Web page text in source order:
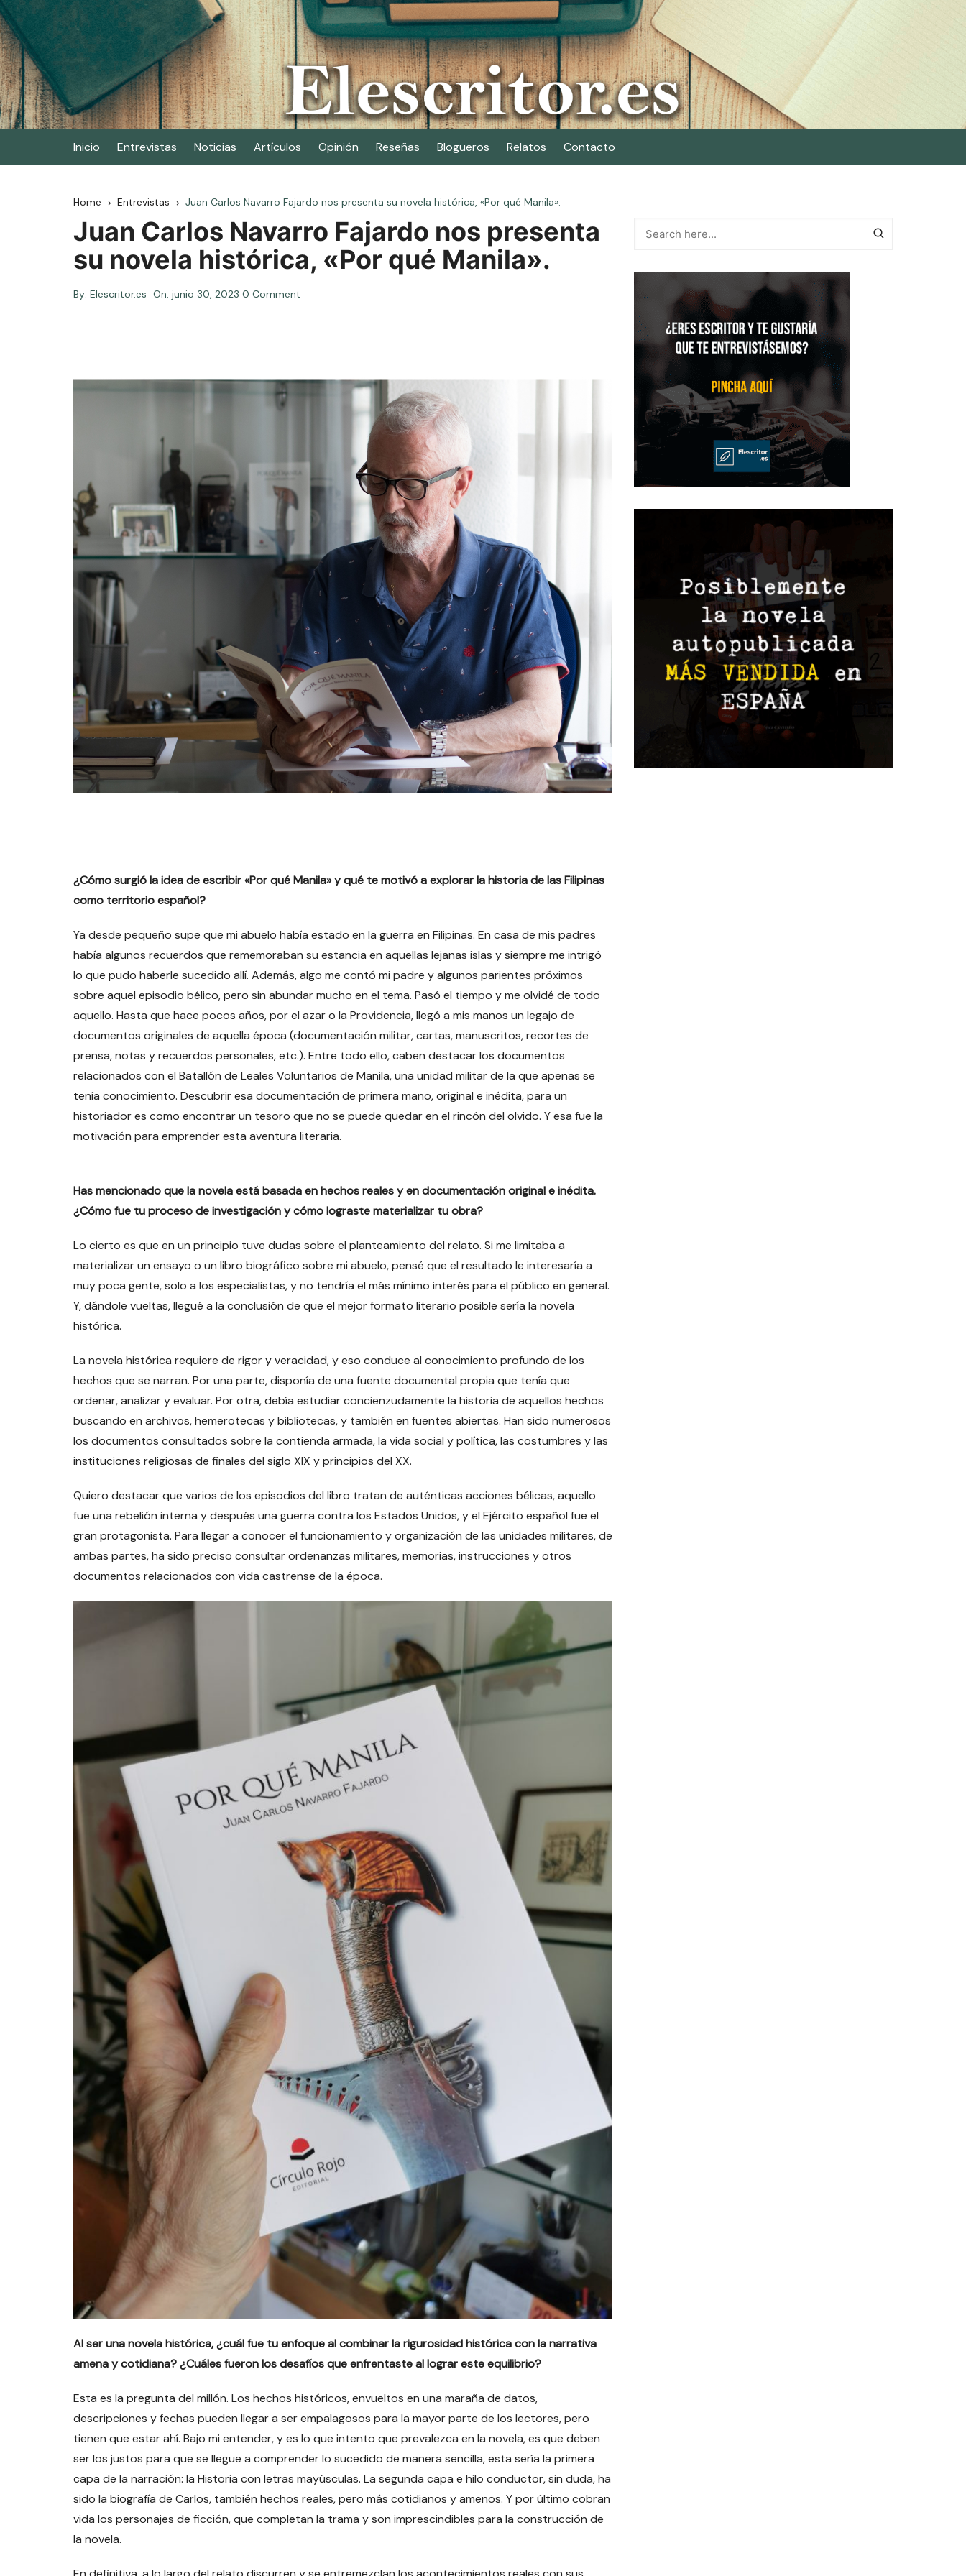
Skip
to
content
Elescritor.es
El periódico digital de los escritores
Inicio Entrevistas Noticias Artículos Opinión Reseñas Blogueros Relatos Contacto
Home Entrevistas Juan Carlos Navarro Fajardo nos presenta su novela histórica, «Por qué Manila».
Juan Carlos Navarro Fajardo nos presenta
su novela histórica, «Por qué Manila».
By: Elescritor.es On: junio 30, 2023 0 Comment
¿Cómo surgió la idea de escribir «Por qué Manila» y qué te motivó a explorar la historia de las Filipinas
como territorio español?
Ya desde pequeño supe que mi abuelo había estado en la guerra en Filipinas. En casa de mis padres
había algunos recuerdos que rememoraban su estancia en aquellas lejanas islas y siempre me intrigó
lo que pudo haberle sucedido allí. Además, algo me contó mi padre y algunos parientes próximos
sobre aquel episodio bélico, pero sin abundar mucho en el tema. Pasó el tiempo y me olvidé de todo
aquello. Hasta que hace pocos años, por el azar o la Providencia, llegó a mis manos un legajo de
documentos originales de aquella época (documentación militar, cartas, manuscritos, recortes de
prensa, notas y recuerdos personales, etc.). Entre todo ello, caben destacar los documentos
relacionados con el Batallón de Leales Voluntarios de Manila, una unidad militar de la que apenas se
tenía conocimiento. Descubrir esa documentación de primera mano, original e inédita, para un
historiador es como encontrar un tesoro que no se puede quedar en el rincón del olvido. Y esa fue la
motivación para emprender esta aventura literaria.
Has mencionado que la novela está basada en hechos reales y en documentación original e inédita.
¿Cómo fue tu proceso de investigación y cómo lograste materializar tu obra?
Lo cierto es que en un principio tuve dudas sobre el planteamiento del relato. Si me limitaba a
materializar un ensayo o un libro biográfico sobre mi abuelo, pensé que el resultado le interesaría a
muy poca gente, solo a los especialistas, y no tendría el más mínimo interés para el público en general.
Y, dándole vueltas, llegué a la conclusión de que el mejor formato literario posible sería la novela
histórica.
La novela histórica requiere de rigor y veracidad, y eso conduce al conocimiento profundo de los
hechos que se narran. Por una parte, disponía de una fuente documental propia que tenía que
ordenar, analizar y evaluar. Por otra, debía estudiar concienzudamente la historia de aquellos hechos
buscando en archivos, hemerotecas y bibliotecas, y también en fuentes abiertas. Han sido numerosos
los documentos consultados sobre la contienda armada, la vida social y política, las costumbres y las
instituciones religiosas de finales del siglo XIX y principios del XX.
Quiero destacar que varios de los episodios del libro tratan de auténticas acciones bélicas, aquello
fue una rebelión interna y después una guerra contra los Estados Unidos, y el Ejército español fue el
gran protagonista. Para llegar a conocer el funcionamiento y organización de las unidades militares, de
ambas partes, ha sido preciso consultar ordenanzas militares, memorias, instrucciones y otros
documentos relacionados con vida castrense de la época.
Al ser una novela histórica, ¿cuál fue tu enfoque al combinar la rigurosidad histórica con la narrativa
amena y cotidiana? ¿Cuáles fueron los desafíos que enfrentaste al lograr este equilibrio?
Esta es la pregunta del millón. Los hechos históricos, envueltos en una maraña de datos,
descripciones y fechas pueden llegar a ser empalagosos para la mayor parte de los lectores, pero
tienen que estar ahí. Bajo mi entender, y es lo que intento que prevalezca en la novela, es que deben
ser los justos para que se llegue a comprender lo sucedido de manera sencilla, esta sería la primera
capa de la narración: la Historia con letras mayúsculas. La segunda capa e hilo conductor, sin duda, ha
sido la biografía de Carlos, también hechos reales, pero más cotidianos y amenos. Y por último cobran
vida los personajes de ficción, que completan la trama y son imprescindibles para la construcción de
la novela.